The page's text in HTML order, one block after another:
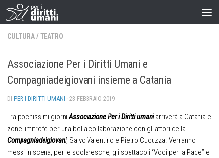
CULTURA/ TEATRO
Associazione Per i Diritti Umani e
Compagniadeigiovani insieme a Catania
DI PER I DIRITTI UMANI · 23 FEBBRAIO 2019
Tra pochissimi giorniAssociazione Per i Diritti umani arriverà a Catania e
zone limitrofe per una bella collaborazione con gli attori de la
Compagniadeigiovani, Salvo Valentino e Pietro Cucuzza. Verranno
messi in scena, per le scolaresche, gli spettacoli “Voci per la Pace” e